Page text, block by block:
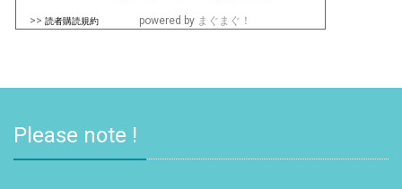
>> 読者購読規約 powered by まぐまぐ！
Please note !